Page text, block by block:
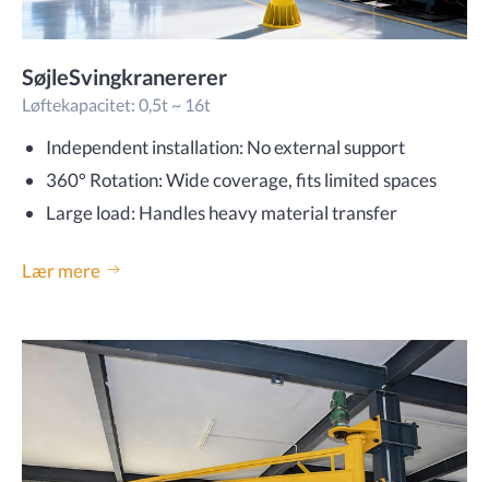
SøjleSvingkranererer
Løftekapacitet: 0,5t ~ 16t
Independent installation: No external support
360° Rotation: Wide coverage, fits limited spaces
Large load: Handles heavy material transfer
Lær mere